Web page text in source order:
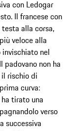
con Ledogar
Il francese con
alla corsa,
veloce alla
nel
padovano non ha
rischio di
curva:
tirato una
verso
successiva